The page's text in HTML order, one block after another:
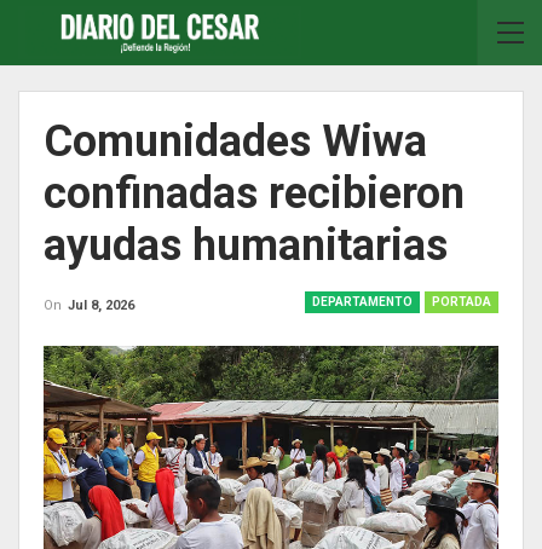
Comunidades Wiwa
confinadas recibieron
ayudas humanitarias
DEPARTAMENTO PORTADA
On Jul 8, 2026